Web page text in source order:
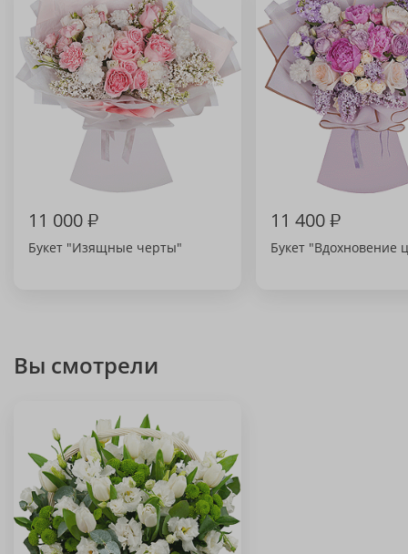
11 000₽
Букет "Изящные черты"
11 400₽
Букет "Вдохновение
Вы смотрели